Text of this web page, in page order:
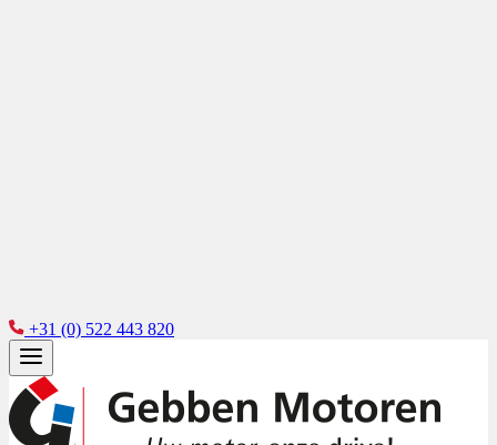
+31 (0) 522 443 820